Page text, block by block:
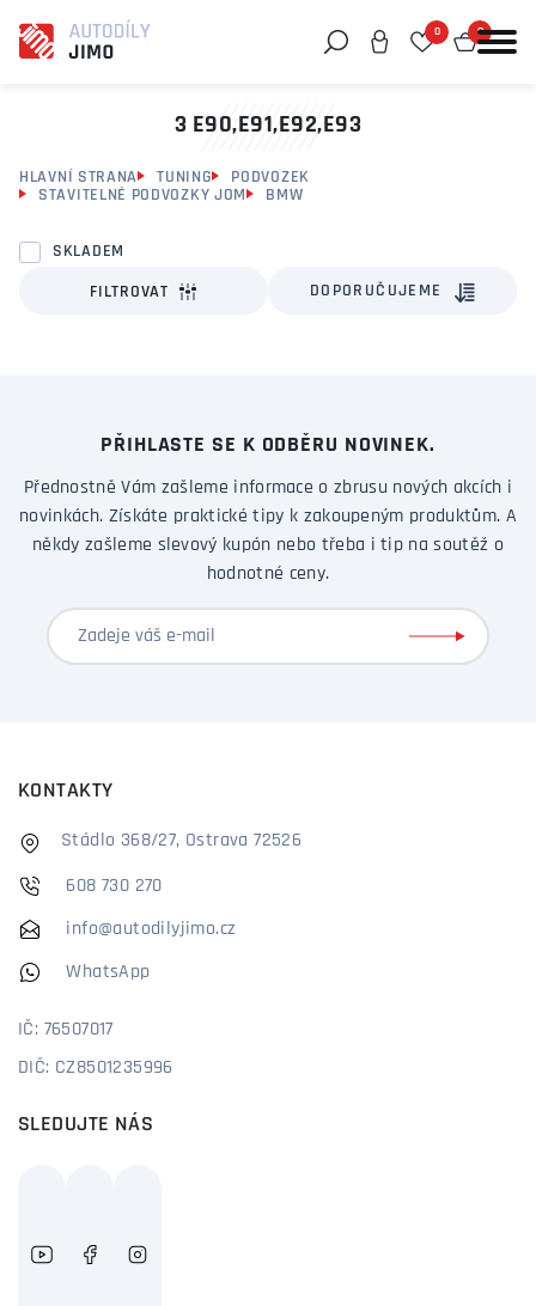
0 0
3 E90,E91,E92,E93
HLAVNÍ STRANA TUNING
PODVOZEK
STAVITELNÉ PODVOZKY JOM
BMW
SKLADEM
FILTROVAT DOPORUČUJEME
PŘIHLASTE SE K ODBĚRU NOVINEK.
Přednostně Vám zašleme informace o zbrusu nových akcích i
novinkách. Získáte praktické tipy k zakoupeným produktům. A
někdy zašleme slevový kupón nebo třeba i tip na soutěž o
hodnotné ceny.
KONTAKTY
Stádlo 368/27, Ostrava 72526
608 730 270
info@autodilyjimo.cz
WhatsApp
IČ: 76507017
DIČ: CZ8501235996
SLEDUJTE NÁS